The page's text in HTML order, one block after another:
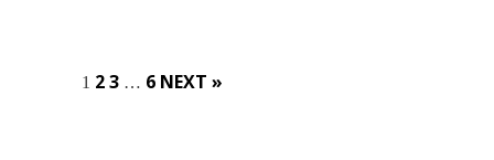
Posts
1 23 … 6 NEXT »